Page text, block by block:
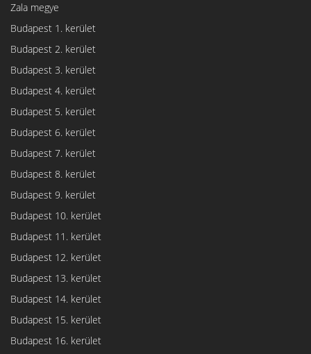
Zala megye
Budapest 1. kerület
Budapest 2. kerület
Budapest 3. kerület
Budapest 4. kerület
Budapest 5. kerület
Budapest 6. kerület
Budapest 7. kerület
Budapest 8. kerület
Budapest 9. kerület
Budapest 10. kerület
Budapest 11. kerület
Budapest 12. kerület
Budapest 13. kerület
Budapest 14. kerület
Budapest 15. kerület
Budapest 16. kerület